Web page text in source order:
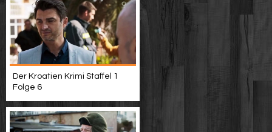
Der Kroatien Krimi Staffel 1
Folge 6